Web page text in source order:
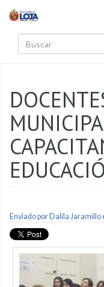
Enviado por Dalila Jaramillo